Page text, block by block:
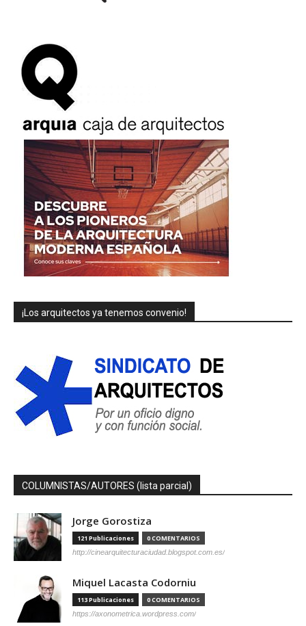
¡Los arquitectos ya tenemos convenio!
COLUMNISTAS/AUTORES (lista parcial)
Jorge Gorostiza
121 Publicaciones 0 COMENTARIOS
http://cinearquitecturaciudad.blogspot.com.es/
Miquel Lacasta Codorniu
113 Publicaciones 0 COMENTARIOS
https://axonometrica.wordpress.com/